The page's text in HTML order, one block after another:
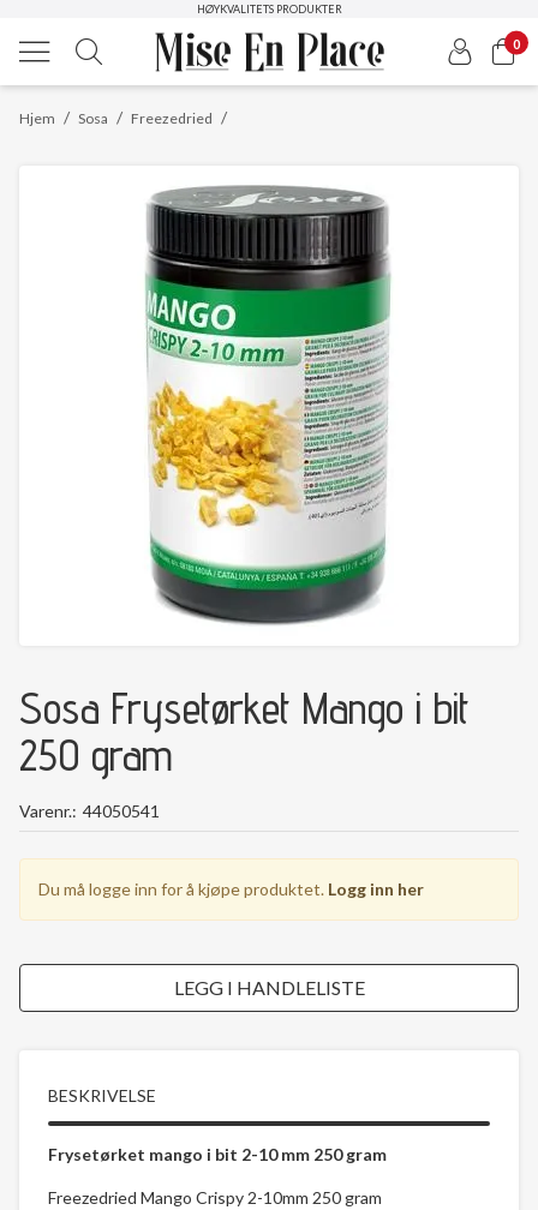
HØYKVALITETS PRODUKTER
0
/
Hjem /
Sosa /
Freezedried
Sosa Frysetørket Mango i bit
250 gram
Varenr. 44050541
Du må logge inn for å kjøpe produktet. Logg inn her
LEGG I HANDLELISTE
BESKRIVELSE
Frysetørket mango i bit 2-10 mm 250 gram
Freezedried Mango Crispy 2-10mm 250 gram